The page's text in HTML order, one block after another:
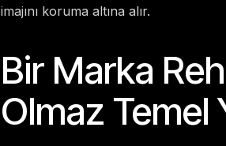
imajını koruma altına alır.
Bir Marka
Olmaz Temel